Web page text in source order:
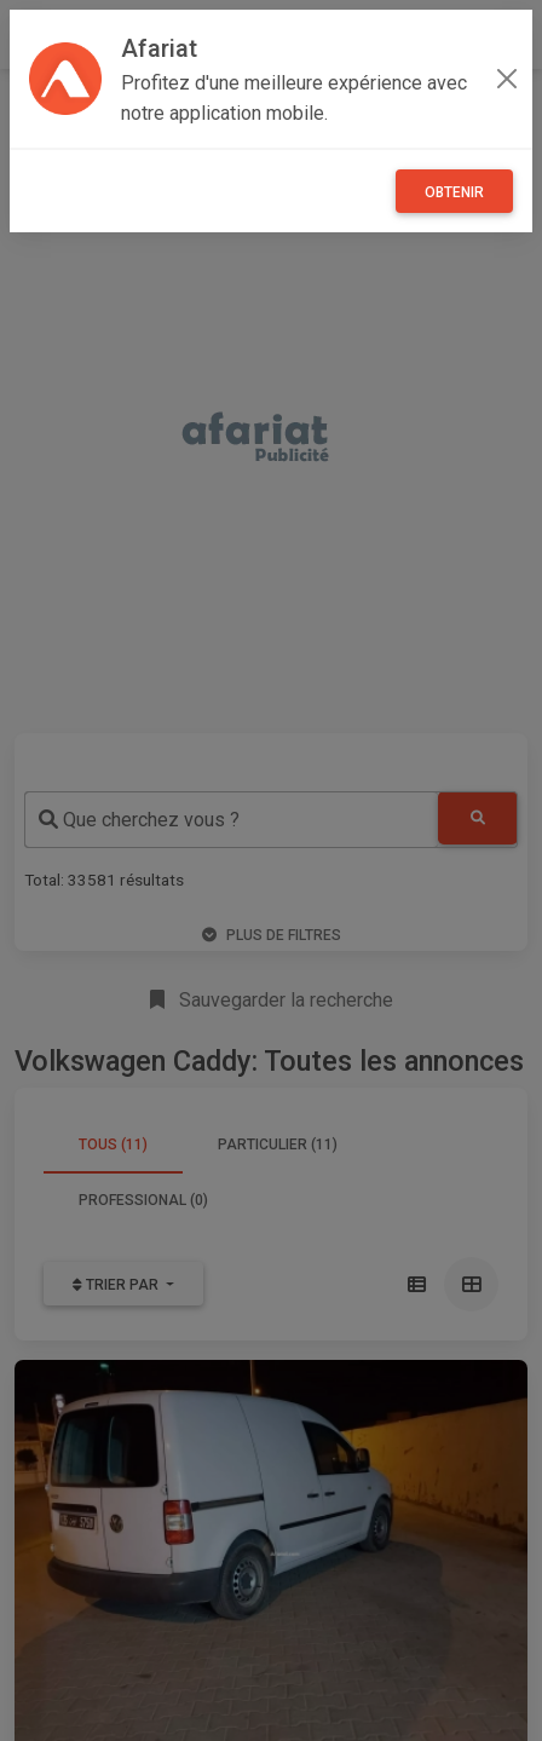
Afariat
Profitez d'une meilleure expérience avec
notre application mobile.
OBTENIR
Accueil Recherche Véhicules
Que cherchez vous ?
Total: 33581 résultats
PLUS DE FILTRES
Sauvegarder la recherche
Volkswagen Caddy: Toutes les annonces
TOUS (11) PARTICULIER (11)
PROFESSIONAL (0)
TRIER PAR